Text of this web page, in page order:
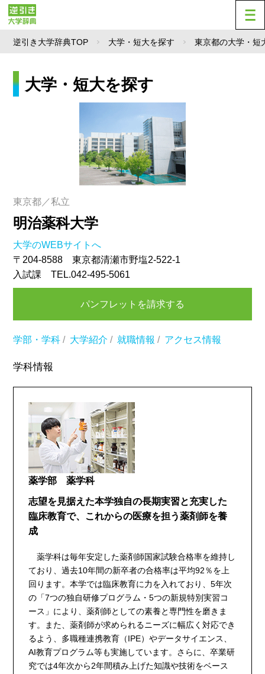
逆引き大学辞典TOP 大学・短大を探す 東京都の大学・短
大学・短大を探す
東京都／私立
明治薬科大学
大学のWEBサイトへ
〒204-8588 東京都清瀬市野塩2-522-1
入試課 TEL.042-495-5061
パンフレットを請求する
学部・学科 / 大学紹介 / 就職情報 / アクセス情報
学科情報
薬学部 薬学科
志望を見据えた本学独自の長期実習と充実した
臨床教育で、これからの医療を担う薬剤師を養
成
薬学科は毎年安定した薬剤師国家試験合格率を維持し
ており、過去10年間の新卒者の合格率は平均92％を上
回ります。本学では臨床教育に力を入れており、5年次
の「7つの独自研修プログラム・5つの新規特別実習コ
ース」により、薬剤師としての素養と専門性を磨きま
す。また、薬剤師が求められるニーズに幅広く対応でき
るよう、多職種連携教育（IPE）やデータサイエンス、
AI教育プログラム等も実施しています。さらに、卒業研
究では4年次から2年間積み上げた知識や技術をベース